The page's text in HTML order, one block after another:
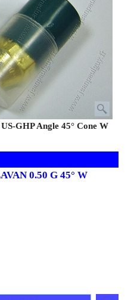
GHP Angle 45° Cone W
0.50 G 45° W